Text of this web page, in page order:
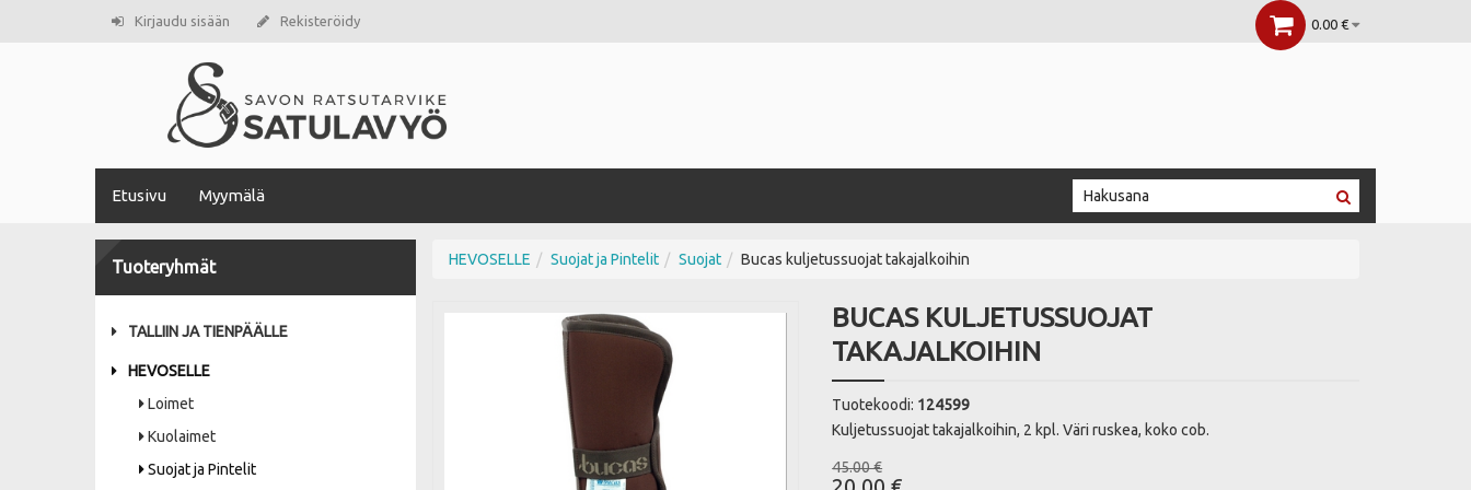
Kirjaudu sisään Rekisteröidy 0.00 €
Etusivu Myymälä
Tuoteryhmät
TALLIIN JA TIENPÄÄLLE
HEVOSELLE
Loimet
Kuolaimet
Suojat ja Pintelit
HEVOSELLE Suojat ja Pintelit Suojat Bucas kuljetussuojat takajalkoihin
BUCAS KULJETUSSUOJAT
TAKAJALKOIHIN
Tuotekoodi: 124599
Kuljetussuojat takajalkoihin, 2 kpl. Väri ruskea, koko cob.
45.00 €